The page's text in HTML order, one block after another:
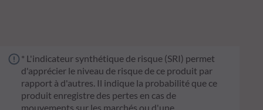
* L'indicateur synthétique de risque (SRI) permet
d'apprécier le niveau de risque de ce produit par
rapport à d'autres. Il indique la probabilité que ce
produit enregistre des pertes en cas de
mouvements sur les marchés ou d'une